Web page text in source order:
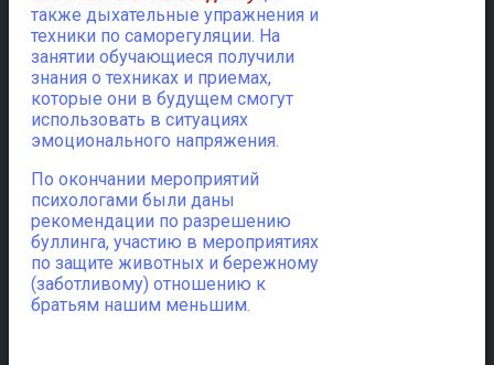
также дыхательные упражнения и
техники по саморегуляции. На
занятии обучающиеся получили
знания о техниках и приемах,
которые они в будущем смогут
использовать в ситуациях
эмоционального напряжения.
По окончании мероприятий
психологами были даны
рекомендации по разрешению
буллинга, участию в мероприятиях
по защите животных и бережному
(заботливому) отношению к
братьям нашим меньшим.